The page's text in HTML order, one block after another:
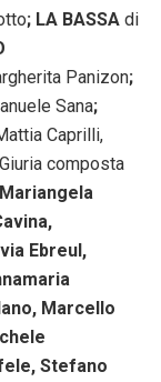
; LA BASSA di
Panizon;
Sana;
Caprilli,
composta
Ebreul,
Marcello
Stefano